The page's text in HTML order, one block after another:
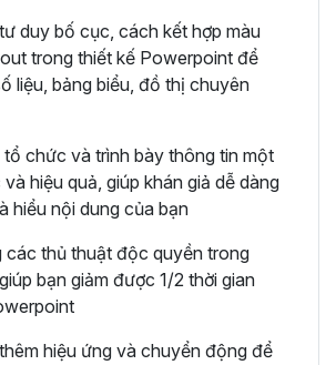
duy bố cục, cách kết hợp màu
trong thiết kế Powerpoint để
liệu, bảng biểu, đồ thị chuyên
tổ chức và trình bày thông tin một
hiệu quả, giúp khán giả dễ dàng
hiểu nội dung của bạn
các thủ thuật độc quyền trong
bạn giảm được 1/2 thời gian
hiệu ứng và chuyển động để